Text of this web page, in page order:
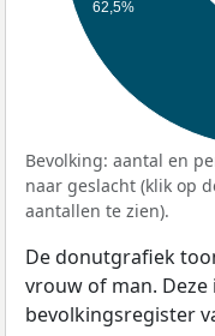
62,5%
Bevolking: aantal en
naar geslacht (klik op
aantallen te zien).
De donutgrafiek
vrouw of man.
bevolkingsregister